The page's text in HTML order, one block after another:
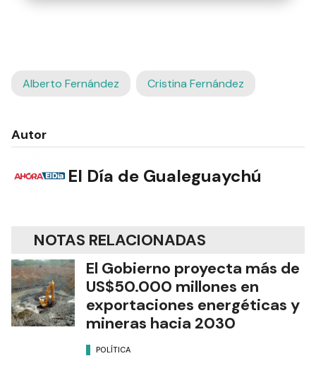
Alberto Fernández Cristina Fernández
Autor
El Día de Gualeguaychú
NOTAS RELACIONADAS
El Gobierno proyecta más de
US$50.000 millones en
exportaciones energéticas y
mineras hacia 2030
POLÍTICA